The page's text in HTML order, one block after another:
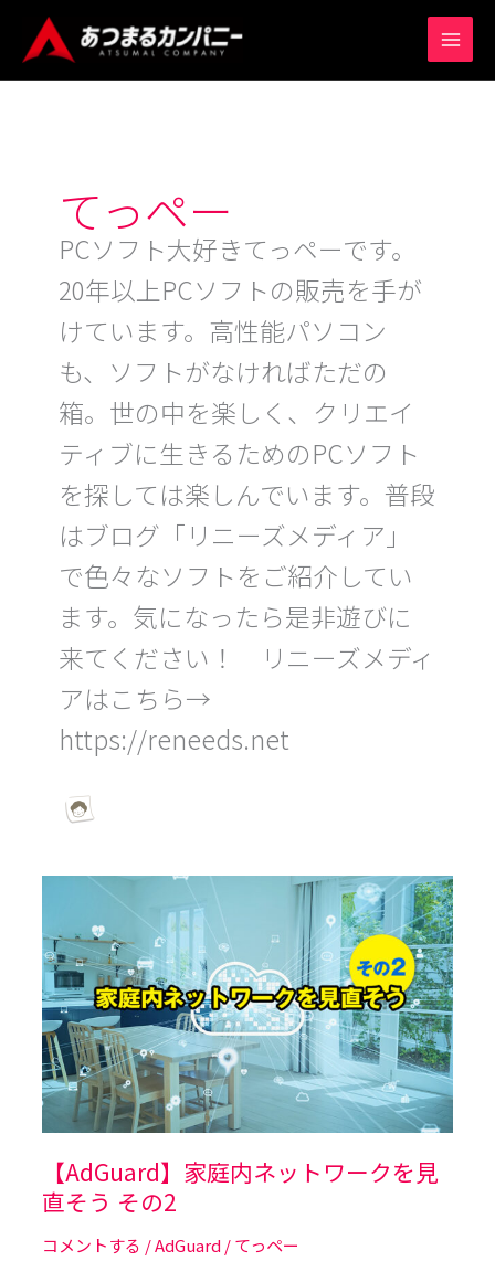
MAIN
てっペー
PCソフト大好きてっペーです。
20年以上PCソフトの販売を手が
けています。高性能パソコン
も、ソフトがなければただの
箱。世の中を楽しく、クリエイ
ティブに生きるためのPCソフト
を探しては楽しんでいます。普段
はブログ「リニーズメディア」
で色々なソフトをご紹介してい
ます。気になったら是非遊びに
来てください！ リニーズメディ
アはこちら→
https://reneeds.net
【AdGuard】家庭内ネットワークを見
直そう その2
コメントする /AdGuard/てっペー
【AdGuard】
庭
内
ネ
ッ
ト
ワ
ー
ク
を
見
直
そ